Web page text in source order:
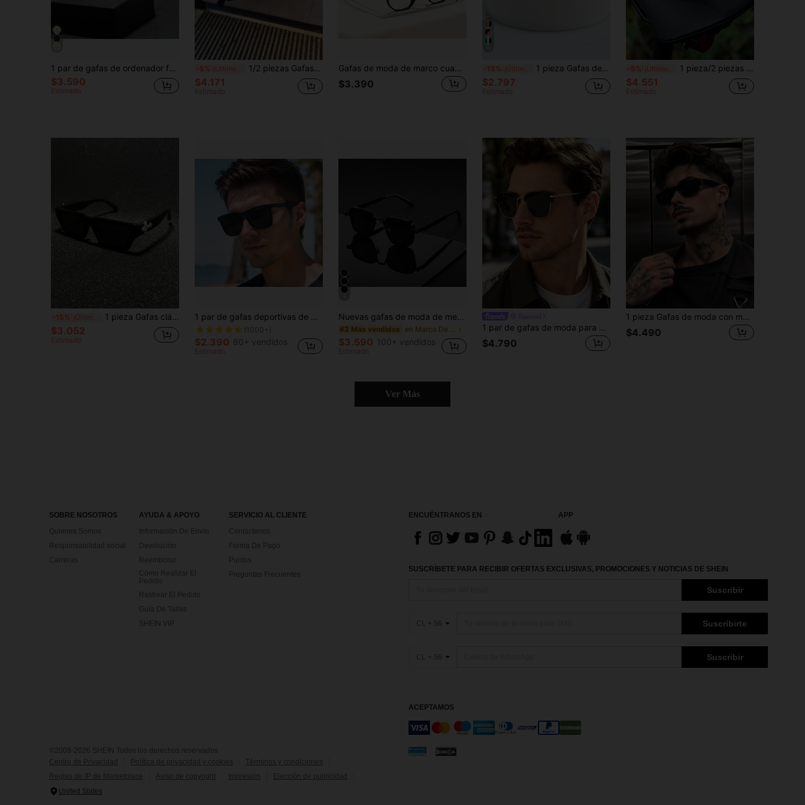
1 par de gafas de ordenador fotocromáticas unisex, aptas para uso en interiores y para looks de Halloween al aire libre, estilo callejero y adecuadas para suéter, chaqueta, sudadera con capucha, pantalones y pantalones cargo para verano, playa, vacaciones y viajes.
$3.590
Estimado
-5% ¡Últimos 3 días 1/2 piezas Gafas cuadradas clásicas unisex, accesorio de moda versátil, ideal para vacaciones en pareja
$4.171
Estimado
Gafas de moda de marco cuadrado minimalista y versátil de gran tamaño, se pueden usar sobre gafas graduadas, adecuadas para fiestas al aire libre de hombres, viajes de vacaciones, conducir, también se pueden usar como accesorios de fotos para vacaciones de verano en la playa y viajes al aire libre
$3.390
-15% ¡Últimos 3 días 1 pieza Gafas de hombre con marco rectangular pequeño de alta calidad, de estilo minimalista y personalizado, adecuadas para fiestas, viajes, uso casual, playa y uso diario
$2.797
Estimado
-5% ¡Últimos 3 días 1 pieza/2 piezas Gafas clásicas con espejo reflectante envolvente para hombres, accesorios para actividades al aire libre como montar, acampar, esquiar
$4.551
Estimado
-15% 1 pieza Gafas clásicas cuadradas de plástico negro para hombre, montura completa, hechas a mano, con cruces de clavos, de lujo, con cristales de imitación, estéticas y elegantes. Ideales para el día a día, conducir, fiestas, vacaciones, citas, bares, salidas, conducir, montar a caballo y accesorios de fiesta.
$3.052
Estimado
1 par de gafas deportivas de marco grande negras de moda para hombre, diseño europeo y americano, accesorio de playa, estilo callejero, adecuado para suéteres, chaquetas, sudaderas, sudaderas con capucha, pantalones de cuero y pantalones cargo, ideal para vacaciones de verano en la playa y viajes al aire libre
(1000+)
$2.390 80+ vendidos
Estimado
Nuevas gafas de moda de metal con montura grande y estilo punk, adecuadas para uso al aire viajes
#2 Más vendidos
$3.590 100+ vendidos
Estimado
1 par de gafas de moda para hombre con marco cuadrado, marco de metal ligero y duradero con lentes gris-azul, adecuadas para negocios casual y actividades al aire libre, incluye estuche para gafas
$4.790
1 pieza Gafas de moda con marco cuadrado negro clásico para hombres, adecuadas para ocio al aire libre, viajes, uso diario, fiestas, conducir, senderismo, vacaciones, accesorio de playa
$4.490
Ver Más
SOBRE NOSOTROS
Quienes Somos
Responsabilidad social
Carreras
AYUDA & APOYO
Información De Envío
Devolución
Reembolso
Cómo Realizar El
Pedido
Rastrear El Pedido
Guía De Tallas
SHEIN VIP
SERVICIO AL CLIENTE
Contáctenos
Forma De Pago
Puntos
Preguntas Frecuentes
ENCUÉNTRANOS EN APP
SUSCRÍBETE PARA RECIBIR OFERTAS EXCLUSIVAS, PROMOCIONES Y NOTICIAS DE SHEIN
Suscribir
CL + 56 Suscribirte
CL + 56 Suscribir
ACEPTAMOS
©2009-2026 SHEIN Todos los derechos reservados
Centro de Privacidad
Política de privacidad y cookies
Términos y condiciones
Reglas de IP de Marketplace
Aviso de copyright Impresión
Elección de publicidad
United States
Por tiempo limitado
Nuevo usuario
DESCUENTO
Pedidos de +$46.560